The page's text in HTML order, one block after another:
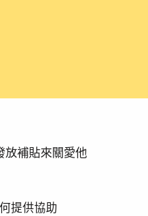
放補貼來關愛他
提供協助